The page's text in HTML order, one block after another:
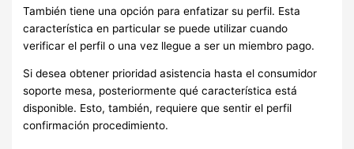
También tiene una opción para enfatizar su perfil. Esta
característica en particular se puede utilizar cuando
verificar el perfil o una vez llegue a ser un miembro pago.
Si desea obtener prioridad asistencia hasta el consumidor
soporte mesa, posteriormente qué característica está
disponible. Esto, también, requiere que sentir el perfil
confirmación procedimiento.